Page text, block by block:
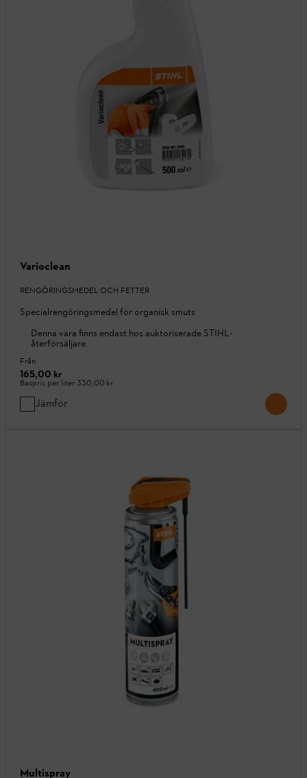
Varioclean
RENGÖRINGSMEDEL OCH FETTER
Specialrengöringsmedel för organisk smuts
Denna vara finns endast hos auktoriserade STIHL-
återförsäljare.
Från
165,00 kr
Baspris per liter330,00 kr
Jämför
Multispray